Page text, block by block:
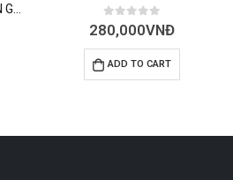
CÁC MÓN KHAI VỊ
GỎI BÊ TÁI ME – BÁNH
0 out of 5
280,000VNĐ